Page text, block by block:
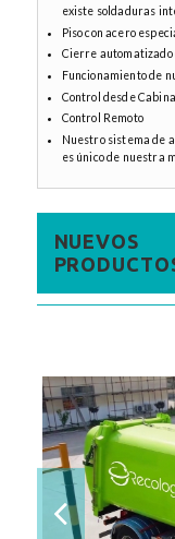
existe soldaduras
Piso con acero
Cierre automatizado
Funcionamiento de
Control desde Cabina
Control Remoto
Nuestro sistema de
es único de nuestra
NUEVOS